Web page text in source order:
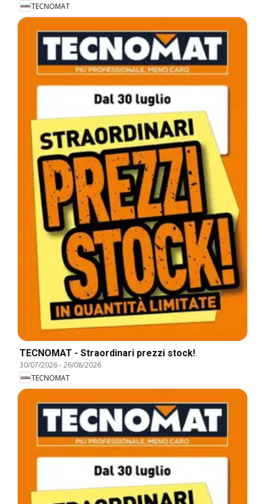
TECNOMAT
TECNOMAT - Straordinari prezzi stock!
30/07/2026-26/08/2026
TECNOMAT